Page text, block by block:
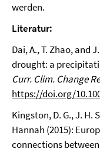
werden.
Literatur:
Dai, A., T. Zhao, and
drought: a
Curr. Clim. Change
https://doi.org/
Kingston, D. G., J. H.
Hannah (2015):
connections